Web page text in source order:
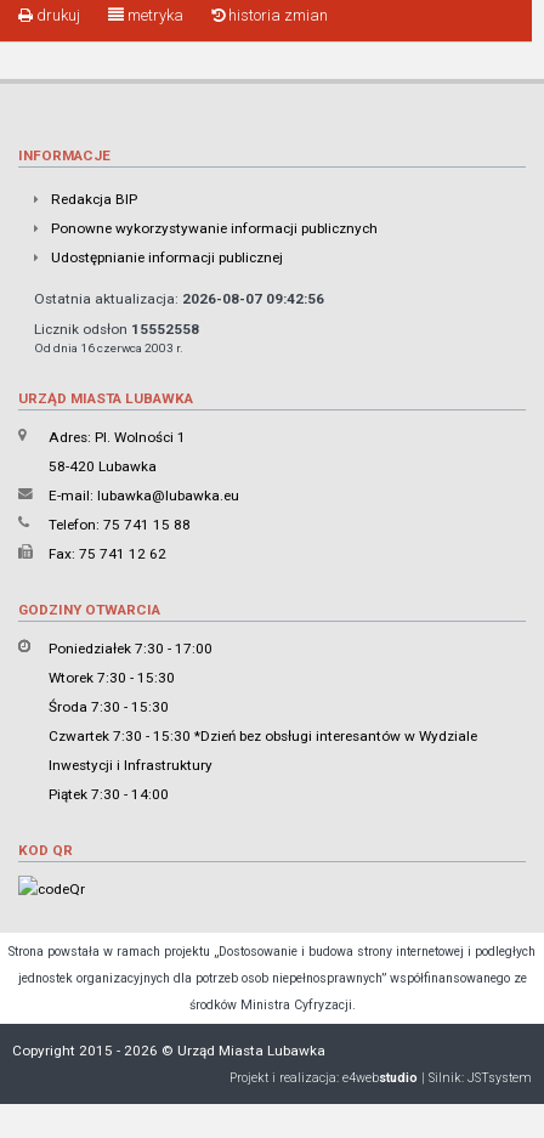
drukuj metryka historia zmian
INFORMACJE
Redakcja BIP
Ponowne wykorzystywanie informacji publicznych
Udostępnianie informacji publicznej
Ostatnia aktualizacja: 2026-08-07 09:42:56
Licznik odsłon 15552558
Od dnia 16 czerwca 2003 r.
URZĄD MIASTA LUBAWKA
Adres: Pl. Wolności 1
58-420 Lubawka
E-mail: lubawka@lubawka.eu
Telefon: 75 741 15 88
Fax: 75 741 12 62
GODZINY OTWARCIA
Poniedziałek 7:30 - 17:00
Wtorek 7:30 - 15:30
Środa 7:30 - 15:30
Czwartek 7:30 - 15:30 *Dzień bez obsługi interesantów w Wydziale
Inwestycji i Infrastruktury
Piątek 7:30 - 14:00
KOD QR
Strona powstała w ramach projektu „Dostosowanie i budowa strony internetowej i podległych
jednostek organizacyjnych dla potrzeb osob niepełnosprawnych” współfinansowanego ze
środków Ministra Cyfryzacji.
Copyright 2015 - 2026 © Urząd Miasta Lubawka
Projekt i realizacja: e4webstudio | Silnik: JSTsystem